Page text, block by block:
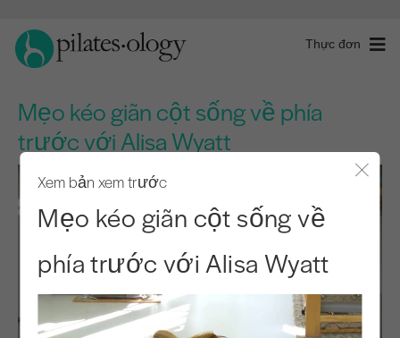
Thực đơn
Mẹo kéo giãn cột sống về phía
trước với Alisa Wyatt
Xem bản xem trước
Mẹo kéo giãn cột sống về
phía trước với Alisa Wyatt